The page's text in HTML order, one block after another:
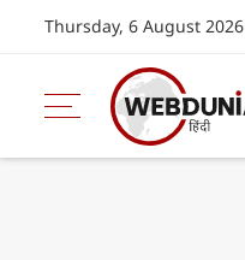
Thursday, 6 August 2026